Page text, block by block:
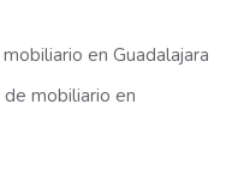
en Guadalajara
mobiliario en